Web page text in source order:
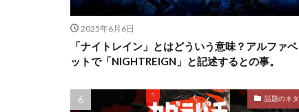
2025年6月6日
「ナイトレイン」とはどういう意味？アルファベ
ットで「NIGHTREIGN」と記述するとの事。
話題のネタ